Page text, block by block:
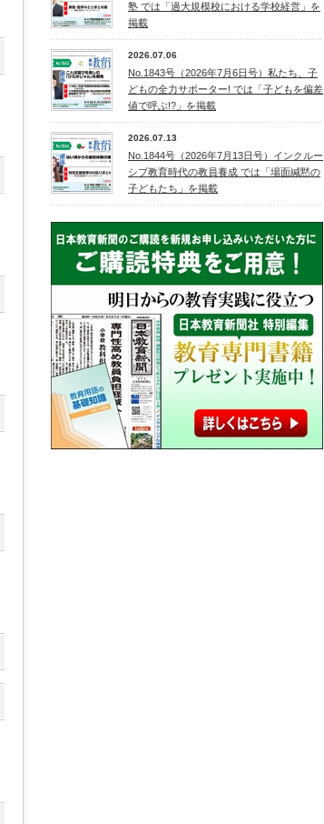
塾 では「過大規模校における学校経営」を
掲載
2026.07.06
No.1843号（2026年7月6日号）私たち、子
どもの全力サポーター! では「子どもを偏差
値で呼ぶ!?」を掲載
2026.07.13
No.1844号（2026年7月13日号）インクルー
シブ教育時代の教員養成 では「場面緘黙の
子どもたち」を掲載